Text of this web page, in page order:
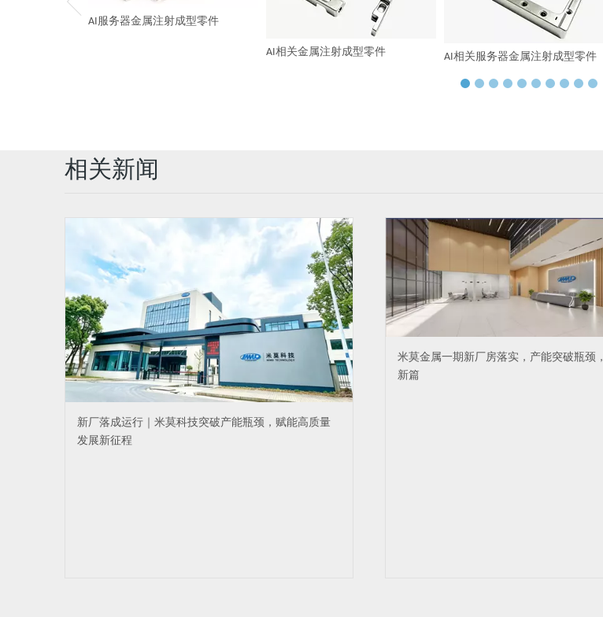
AI服务器金属注射成型零件
AI相关金属注射成型零件 AI相关服务器金属注射成型零件
相关新闻
新厂落成运行｜米莫科技突破产能瓶颈，赋能高质量
发展新征程
米莫金属一期新厂房落实，产能突破瓶颈
新篇